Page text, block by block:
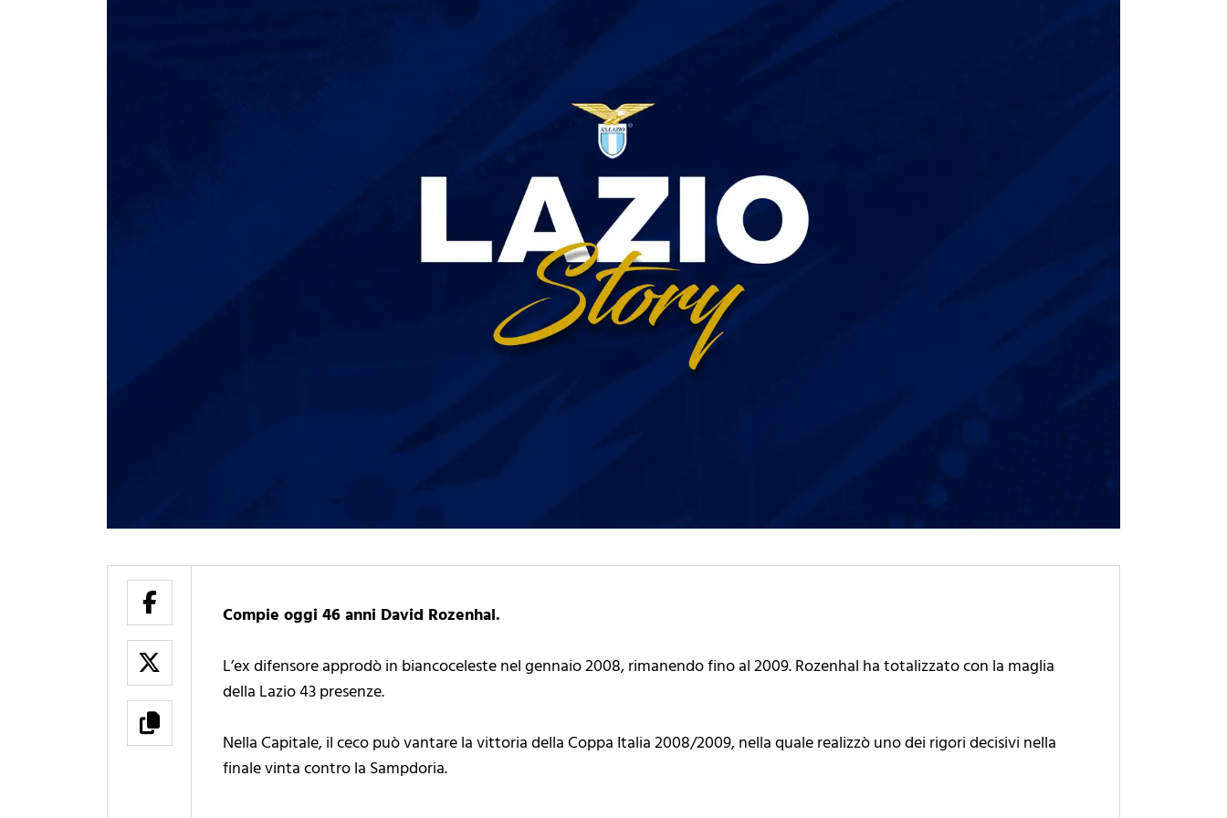
Compie oggi 46 anni David Rozenhal.
L’ex difensore approdò in biancoceleste nel gennaio 2008, rimanendo fino al 2009. Rozenhal ha totalizzato con la maglia
della Lazio 43 presenze.
Nella Capitale, il ceco può vantare la vittoria della Coppa Italia 2008/2009, nella quale realizzò uno dei rigori decisivi nella
finale vinta contro la Sampdoria.